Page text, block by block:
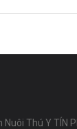
Thú Y TÍN